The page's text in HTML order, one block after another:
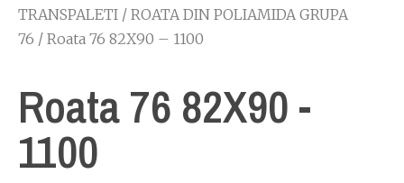
TRANSPALETI / ROATA DIN POLIAMIDA GRUPA
76 / Roata 76 82X90 – 1100
Roata 76 82X90 -
1100